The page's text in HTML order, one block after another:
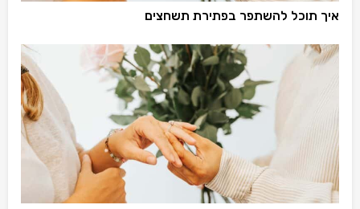
איך תוכל להשתפר בפתירת תשחצים